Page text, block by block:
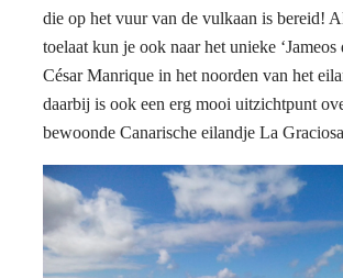
die op het vuur van de vulkaan is bereid!
toelaat kun je ook naar het unieke ‘Jameos
César Manrique in het noorden van het
daarbij is ook een erg mooi uitzichtpunt
bewoonde Canarische eilandje La